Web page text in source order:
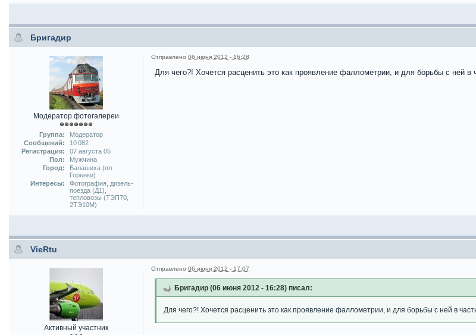
Бригадир
Модератор фотогалереи
Группа:
Модератор
Сообщений:
10 082
Регистрация:
07 августа 05
Пол:
Мужчина
Город:
Балашиха (пл.
Горенки)
Интересы:
Фотография, дизель-
поезда (Д1),
тепловозы (ТЭП70,
2ТЭ10М)
Отправлено 06 июня 2012 - 16:28
Для чего?! Хочется расценить это как проявление фаллометрии, и для борьбы с ней
VieRtu
Активный участник
Отправлено 06 июня 2012 - 17:07
Бригадир (06 июня 2012 - 16:28) писал:
Для чего?! Хочется расценить это как проявление фаллометрии, и для борьбы с ней в